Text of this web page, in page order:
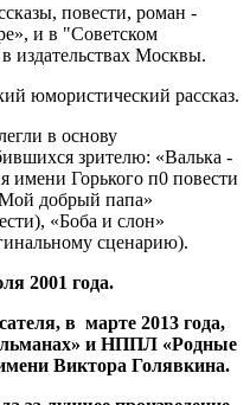
повести, роман -
и в "Советском
издательствах Москвы.
юмористический рассказ.
в основу
зрителю: «Валька -
имени Горького п0 повести
добрый папа»
«Боба и слон»
сценарию).
2001 года.
в марте 2013 года,
и НППЛ «Родные
Виктора Голявкина.